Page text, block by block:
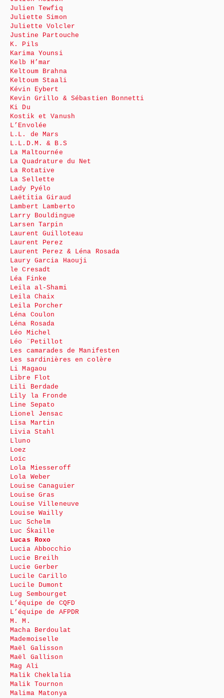
Julien Tewfiq
Juliette Simon
Juliette Volcler
Justine Partouche
K. Pils
Karima Younsi
Kelb H’mar
Keltoum Brahna
Keltoum Staali
Kévin Eybert
Kevin Grillo & Sébastien Bonnetti
Ki Du
Kostik et Vanush
L’Envolée
L.L. de Mars
L.L.D.M. & B.S
La Maltournée
La Quadrature du Net
La Rotative
La Sellette
Lady Pyélo
Laëtitia Giraud
Lambert Lamberto
Larry Bouldingue
Larsen Tarpin
Laurent Guilloteau
Laurent Perez
Laurent Perez & Léna Rosada
Laury Garcia Haouji
le Cresadt
Léa Finke
Leila al-Shami
Leila Chaix
Leila Porcher
Léna Coulon
Léna Rosada
Léo Michel
Léo ¨Petillot
Les camarades de Manifesten
Les sardinières en colère
Li Magaou
Libre Flot
Lili Berdade
Lily la Fronde
Line Sepato
Lionel Jensac
Lisa Martin
Livia Stahl
Lluno
Loez
Loïc
Lola Miesseroff
Lola Weber
Louise Canaguier
Louise Gras
Louise Villeneuve
Louise Wailly
Luc Schelm
Luc Śkaille
Lucas Roxo
Lucia Abbocchio
Lucie Breilh
Lucie Gerber
Lucile Carillo
Lucile Dumont
Lug Sembourget
L’équipe de CQFD
L’équipe de AFPDR
M. M.
Macha Berdoulat
Mademoiselle
Maël Galisson
Maël Gallison
Mag Ali
Malik Cheklalia
Malik Tournon
Malima Matonya